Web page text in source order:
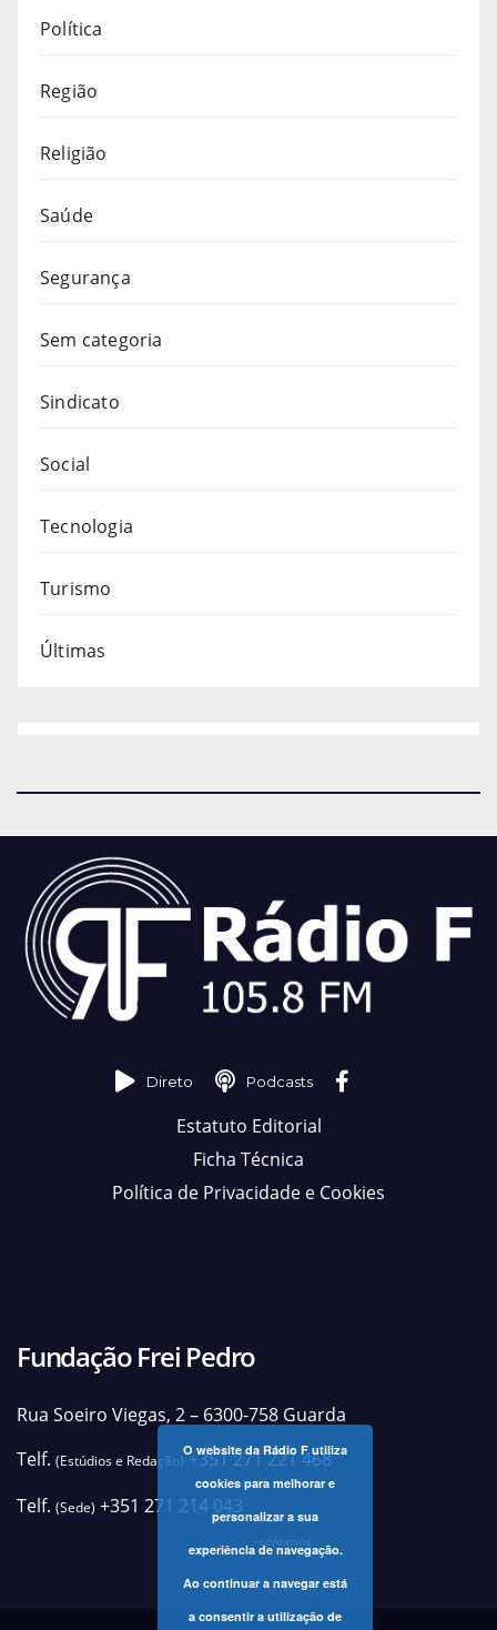
Política
Região
Religião
Saúde
Segurança
Sem categoria
Sindicato
Social
Tecnologia
Turismo
Últimas
Direto Podcasts
Estatuto Editorial
Ficha Técnica
Política de Privacidade e Cookies
Fundação Frei Pedro
Rua Soeiro Viegas, 2 – 6300-758 Guarda
Telf. (Estúdios e Redação)+351 271 221 468
Telf. (Sede) +351 271 214 043
+contactos
O website da Rádio F utiliza
cookies para melhorar e
personalizar a sua
experiência de navegação.
Ao continuar a navegar está
a consentir a utilização de